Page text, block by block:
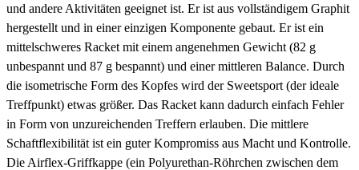
und andere Aktivitäten geeignet ist. Er ist aus vollständigem Graphit
hergestellt und in einer einzigen Komponente gebaut. Er ist ein
mittelschweres Racket mit einem angenehmen Gewicht (82 g
unbespannt und 87 g bespannt) und einer mittleren Balance. Durch
die isometrische Form des Kopfes wird der Sweetsport (der ideale
Treffpunkt) etwas größer. Das Racket kann dadurch einfach Fehler
in Form von unzureichenden Treffern erlauben. Die mittlere
Schaftflexibilität ist ein guter Kompromiss aus Macht und Kontrolle.
Die Airflex-Griffkappe (ein Polyurethan-Röhrchen zwischen dem